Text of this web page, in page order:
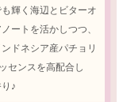
輝く海辺とビターオ
ートを活かしつつ、
ドネシア産パチョリ
センスを高配合し
♪